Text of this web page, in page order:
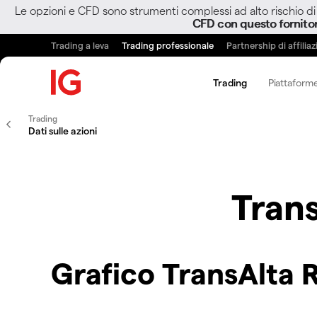
Le opzioni e CFD sono strumenti complessi ad alto rischio
CFD con questo
Trading a leva Trading professionale Partnership di
Trading
Trading
Dati sulle azioni
Grafico TransAlta